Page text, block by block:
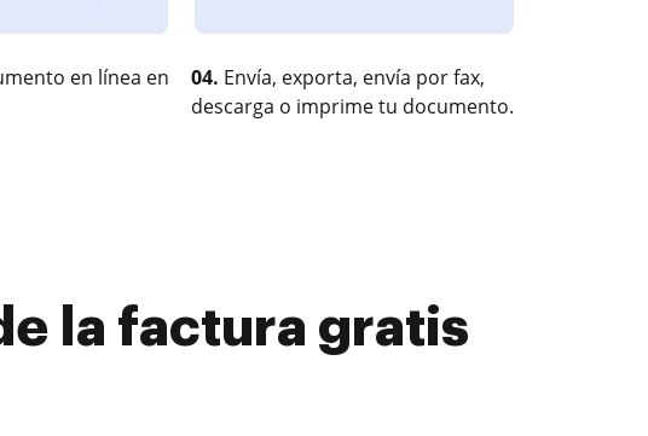
en línea en
04. Envía, exporta, envía por fax,
descarga o imprime tu documento.
la factura gratis